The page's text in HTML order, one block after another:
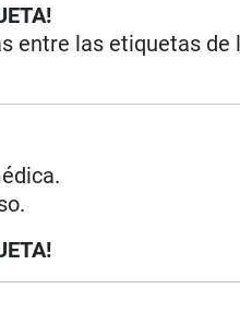
entre las etiquetas de